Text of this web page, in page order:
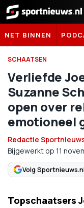
Sportnieuws.nl
NET BINNEN
SCHAATSEN
Verliefde
Suzanne
open over
emotioneel
Redactie
Bijgewerkt op 11
Volg
Topschaatsers